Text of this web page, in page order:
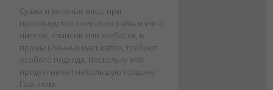
Сушка и вяленье мяса, при
производстве снеков из рыбы и мяса,
чипсов, слайсов или колбасок, в
промышленных масштабах, требуют
особого подхода, поскольку этот
продукт имеет небольшую толщину.
При этом...